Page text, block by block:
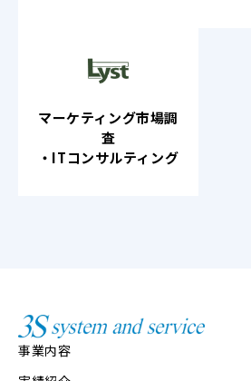
マーケティング市場調
査
・ITコンサルティング
事業内容